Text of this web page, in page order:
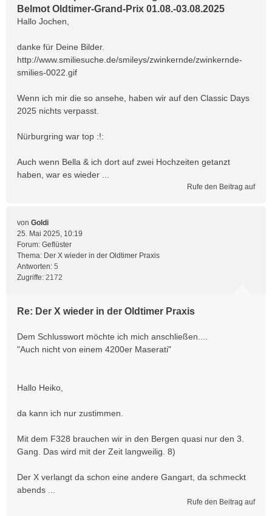
Belmot Oldtimer-Grand-Prix 01.08.-03.08.2025
Hallo Jochen,
danke für Deine Bilder.
http://www.smiliesuche.de/smileys/zwinkernde/zwinkernde-
smilies-0022.gif
Wenn ich mir die so ansehe, haben wir auf den Classic Days
2025 nichts verpasst.
Nürburgring war top :!:
Auch wenn Bella & ich dort auf zwei Hochzeiten getanzt
haben, war es wieder ...
Rufe den Beitrag auf
von Goldi
25. Mai 2025, 10:19
Forum: Geflüster
Thema: Der X wieder in der Oldtimer Praxis
Antworten: 5
Zugriffe: 2172
Re: Der X wieder in der Oldtimer Praxis
Dem Schlusswort möchte ich mich anschließen....
"Auch nicht von einem 4200er Maserati"
Hallo Heiko,
da kann ich nur zustimmen.
Mit dem F328 brauchen wir in den Bergen quasi nur den 3.
Gang. Das wird mit der Zeit langweilig. 8)
Der X verlangt da schon eine andere Gangart, da schmeckt
abends ...
Rufe den Beitrag auf